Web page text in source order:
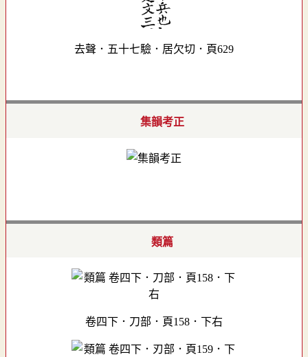
去聲．五十七驗．居欠切．頁629
集韻考正
類篇
卷四下．刀部．頁158．下右